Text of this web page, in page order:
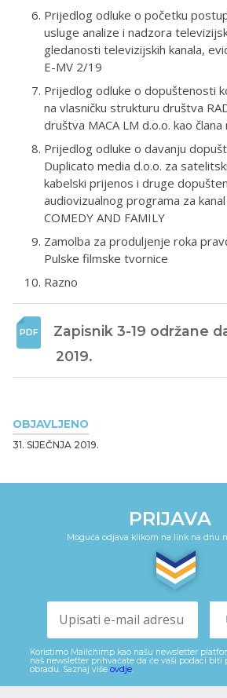
OBJAVLJENO
31. SIJEČNJA 2019.
Prijedlog odluke o početku
usluge analize i nadzora
gledanosti televizijskih kanala,
E-MV 2/19
Prijedlog odluke o dopuštenosti
na vlasničku strukturu društva
društva MACA LM d.o.o. kao
Prijedlog odluke o davanju
Duplicato media d.o.o. za
kabelski prijenos i druge
audiovizualnog programa za kanal
COMEDY AND FAMILY
Zamolba za produljenje roka
Pulske filmske tvornice
Razno
Zapisnik 3-19 održane
2019.
PRIJAVA
Moguća odjava klikom na link na dnu
Koristimo Mailchimp kao našu newsletter
naš newsletter prihvaćate da će vaši podaci
obradu. Saznaj više ovdje